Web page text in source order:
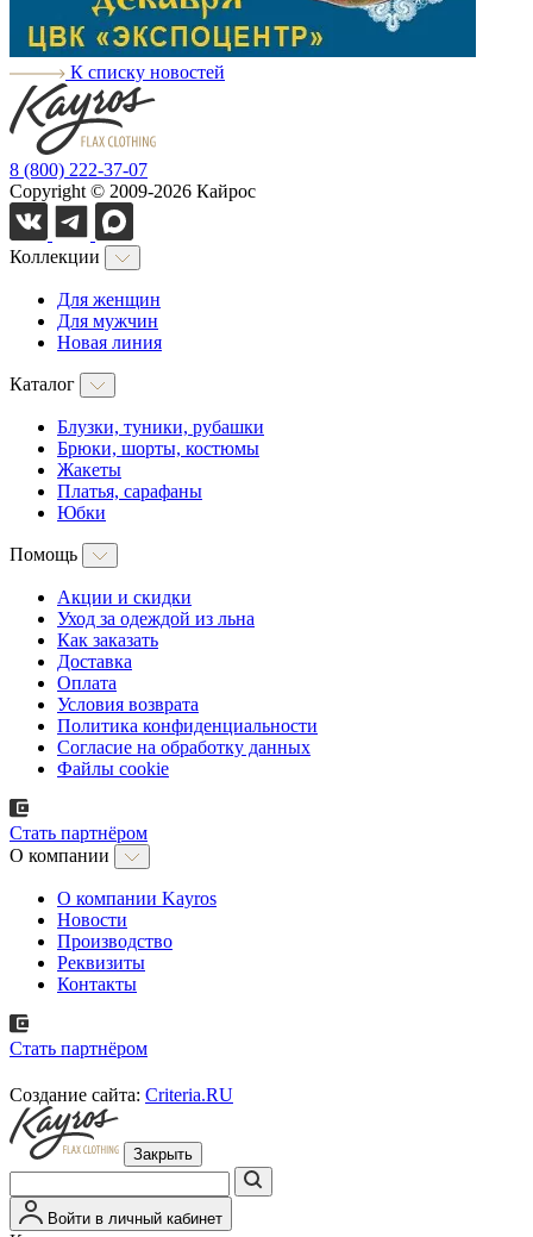
К списку новостей
8 (800) 222-37-07
Copyright © 2009-2026 Кайрос
Коллекции
Для женщин
Для мужчин
Новая линия
Каталог
Блузки, туники, рубашки
Брюки, шорты, костюмы
Жакеты
Платья, сарафаны
Юбки
Помощь
Акции и скидки
Уход за одеждой из льна
Как заказать
Доставка
Оплата
Условия возврата
Политика конфиденциальности
Согласие на обработку данных
Файлы cookie
Стать партнёром
О компании
О компании Kayros
Новости
Производство
Реквизиты
Контакты
Стать партнёром
Создание сайта: Criteria.RU
Закрыть
Войти в личный кабинет